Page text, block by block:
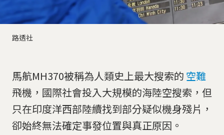
路透社
馬航MH370被稱為人類史上最大搜索的 空難
飛機，國際社會投入大規模的海陸空搜索，但
只在印度洋西部陸續找到部分疑似機身殘片，
卻始終無法確定事發位置與真正原因。